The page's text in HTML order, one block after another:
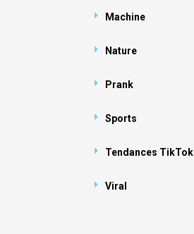
Machine
Nature
Prank
Sports
Tendances TikTok
Viral